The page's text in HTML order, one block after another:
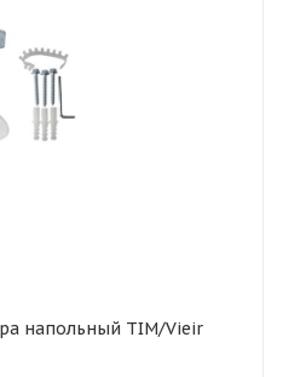
напольный TIM/Vieir